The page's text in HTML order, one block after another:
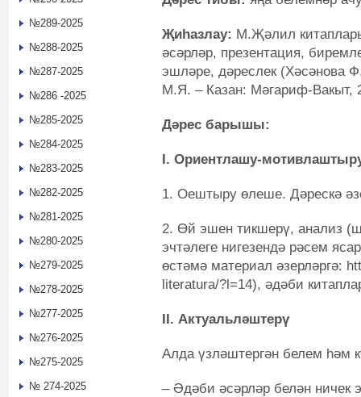
Җиһазлау: М.Җәлил
әсәрләр, презентация,
эшләре, дәреслек (Хәсәнова
М.Я. – Казан: Мәгариф-Вакыт,
Дәрес барышы:
I. Ориентлашу-
1. Оештыру өлеше. Дәрескә
2. Өй эшен тикшерү, анализ
эчтәлеге нигезендә рәсем
өстәмә материал әзерләргә:
literatura/?l=14), әдәби
II. Актуальләштерү
Алда үзләштергән белем һәм
– Әдәби әсәрләр белән ничек
№289-2025
№288-2025
№287-2025
№286 -2025
№285-2025
№284-2025
№283-2025
№282-2025
№281-2025
№280-2025
№279-2025
№278-2025
№277-2025
№276-2025
№275-2025
№ 274-2025